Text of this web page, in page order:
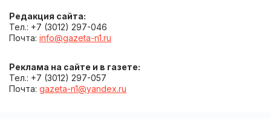
Редакция сайта:
Тел.: +7 (3012) 297-046
Почта: info@gazeta-n1.ru
Реклама на сайте и в газете:
Тел.: +7 (3012) 297-057
Почта: gazeta-n1@yandex.ru